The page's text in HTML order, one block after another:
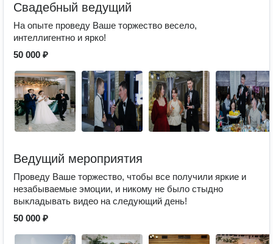
Свадебный ведущий
На опыте проведу Ваше торжество весело,
интеллигентно и ярко!
50 000 ₽
Ведущий мероприятия
Проведу Ваше торжество, чтобы все получили яркие и
незабываемые эмоции, и никому не было стыдно
выкладывать видео на следующий день!
50 000 ₽